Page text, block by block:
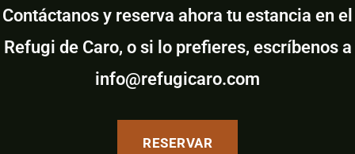
Contáctanos y reserva ahora tu estancia en el
Refugi de Caro, o si lo prefieres, escríbenos a
info@refugicaro.com
RESERVAR